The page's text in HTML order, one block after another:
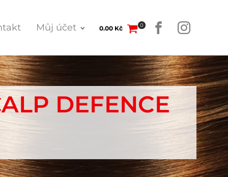
Můj účet 0.00 Kč 0
DEFENCE